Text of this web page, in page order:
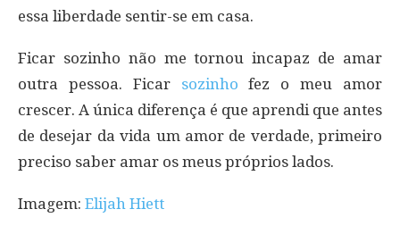
essa liberdade sentir-se em casa.
Ficar sozinho não me tornou incapaz de amar
outra pessoa. Ficar sozinho fez o meu amor
crescer. A única diferença é que aprendi que antes
de desejar da vida um amor de verdade, primeiro
preciso saber amar os meus próprios lados.
Imagem: Elijah Hiett